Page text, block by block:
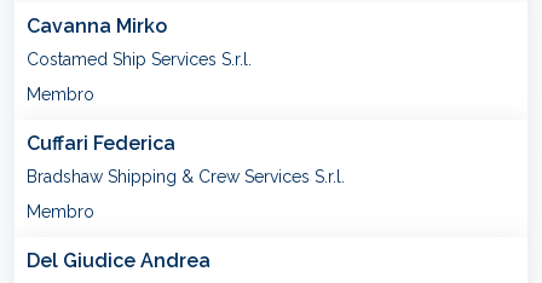
Cavanna Mirko
Costamed Ship Services S.r.l.
Membro
Cuffari Federica
Bradshaw Shipping & Crew Services S.r.l.
Membro
Del Giudice Andrea